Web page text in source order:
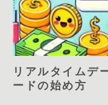
リアルタイムデ
ードの始め方